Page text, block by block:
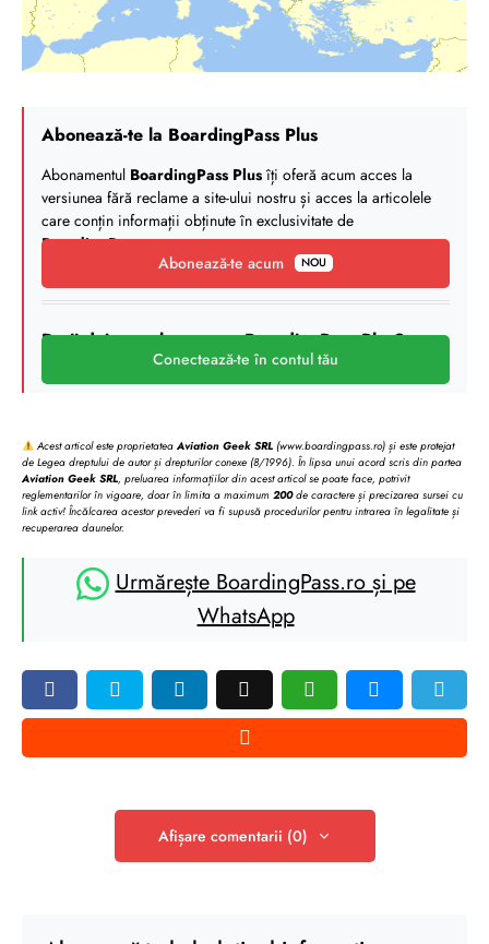
Abonează-te la BoardingPass Plus
Abonamentul BoardingPass Plusîți oferă acum acces la
versiunea fără reclame a site-ului nostru și acces la articolele
care conțin informații obținute în exclusivitate de
BoardingPass.
Abonează-te acum
NOU
Deții deja un abonament BoardingPass Plus?
Conectează-te în contul tău
Acest articol este proprietateaAviation Geek SRL (www.boardingpass.ro) și este protejat
de Legea dreptului de autor și drepturilor conexe (8/1996). În lipsa unui acord scris din partea
Aviation Geek SRL, preluarea informațiilor din acest articol se poate face, potrivit
reglementarilor în vigoare, doar în limita a maximum 200de caractere și precizarea sursei cu
link activ! Încălcarea acestor prevederi va fi supusă procedurilor pentru intrarea în legalitate și
recuperarea daunelor.
Urmărește BoardingPass.ro și pe
WhatsApp
Afișare comentarii (0)